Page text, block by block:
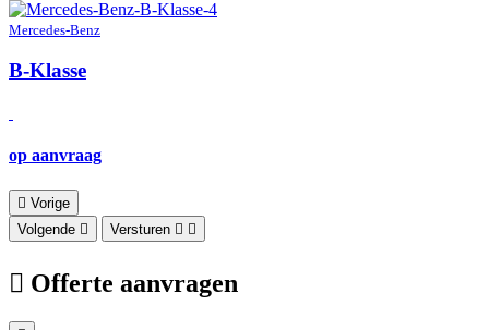
Mercedes-Benz
B-Klasse
op aanvraag
Vorige
Volgende
Versturen
Offerte aanvragen